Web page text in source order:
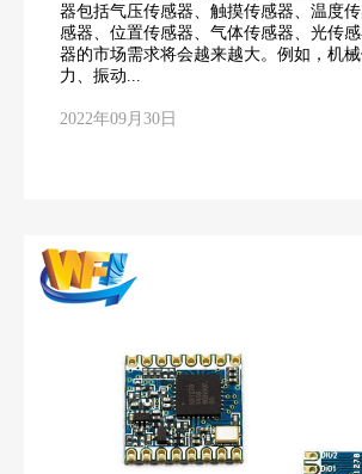
器包括气压传感器、触摸传感器、温度
感器、位置传感器、气体传感器、光传
器的市场需求将会越来越大。例如，机
力、振动...
2022年09月30日